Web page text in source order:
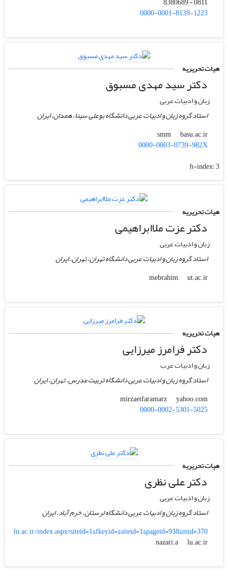
0000-0001-8139-1223
هیات تحریریه
دکتر سید مهدی مسبوق
زبان و ادبیات عربی
استاد گروه زبان و ادبیات عربی دانشگاه بوعلی سینا، همدان، ایران
smm
basu.ac.ir
0000-0003-0739-982X
h-index:3
هیات تحریریه
دکتر عزت ملاابراهیمی
زبان و ادبیات عربی
استاد گروه زبان و ادبیات عربی دانشگاه تهران، تهران، ایران
mebrahim
ut.ac.ir
هیات تحریریه
دکتر فرامرز میرزایی
زبان و ادبیات عرب
استاد گروه زبان و ادبیات عربی دانشگاه تربیت مدرس، تهران، ایران
mirzaeifaramarz
yahoo.com
0000-0002-5301-5025
هیات تحریریه
دکتر علی نظری
زبان و ادبیات عربی
استاد گروه زبان و ادبیات عربی دانشگاه لرستان، خرم آباد، ایران
lu.ac.ir/index.aspx?siteid=1&fkeyid=&siteid=1&pageid=938&mid=370
nazari.a
lu.ac.ir